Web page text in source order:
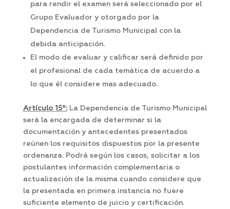
para rendir el examen será seleccionado por el
Grupo Evaluador y otorgado por la
Dependencia de Turismo Municipal con la
debida anticipación.
El modo de evaluar y calificar será definido por
el profesional de cada temática de acuerdo a
lo que él considere mas adecuado.
Artículo 15º:La Dependencia de Turismo Municipal
será la encargada de determinar si la
documentación y antecedentes presentados
reúnen los requisitos dispuestos por la presente
ordenanza. Podrá según los casos, solicitar a los
postulantes información complementaria o
actualización de la misma cuando considere que
la presentada en primera instancia no fuere
suficiente elemento de juicio y certificación.